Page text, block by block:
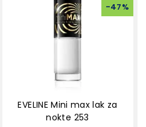
-47%
EVELINE Mini max lak za
nokte 253